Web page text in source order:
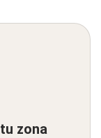
zona